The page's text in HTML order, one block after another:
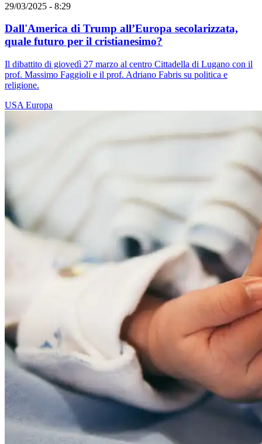
29/03/2025 - 8:29
Dall'America di Trump all’Europa secolarizzata,
quale futuro per il cristianesimo?
Il dibattito di giovedì 27 marzo al centro Cittadella di Lugano con il
prof. Massimo Faggioli e il prof. Adriano Fabris su politica e
religione.
USA Europa